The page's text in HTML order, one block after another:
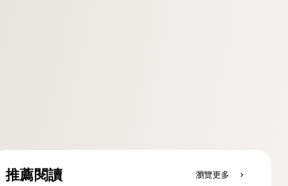
推薦閱讀 瀏覽更多 chevron_right